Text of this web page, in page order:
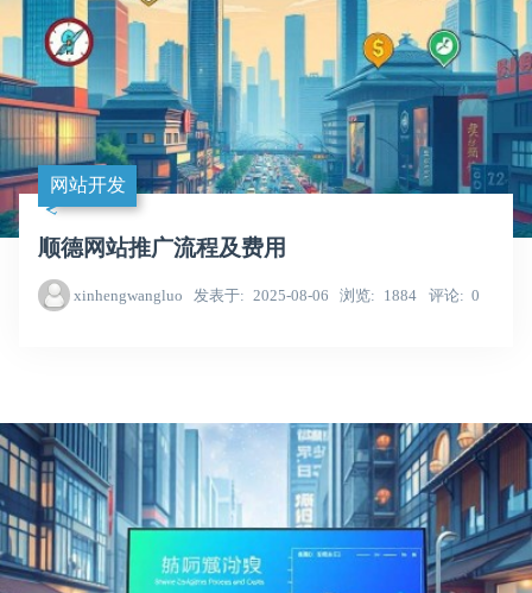
网站开发
顺德网站推广流程及费用
xinhengwangluo 发表于 2025-08-06 浏览 1884 评论 0